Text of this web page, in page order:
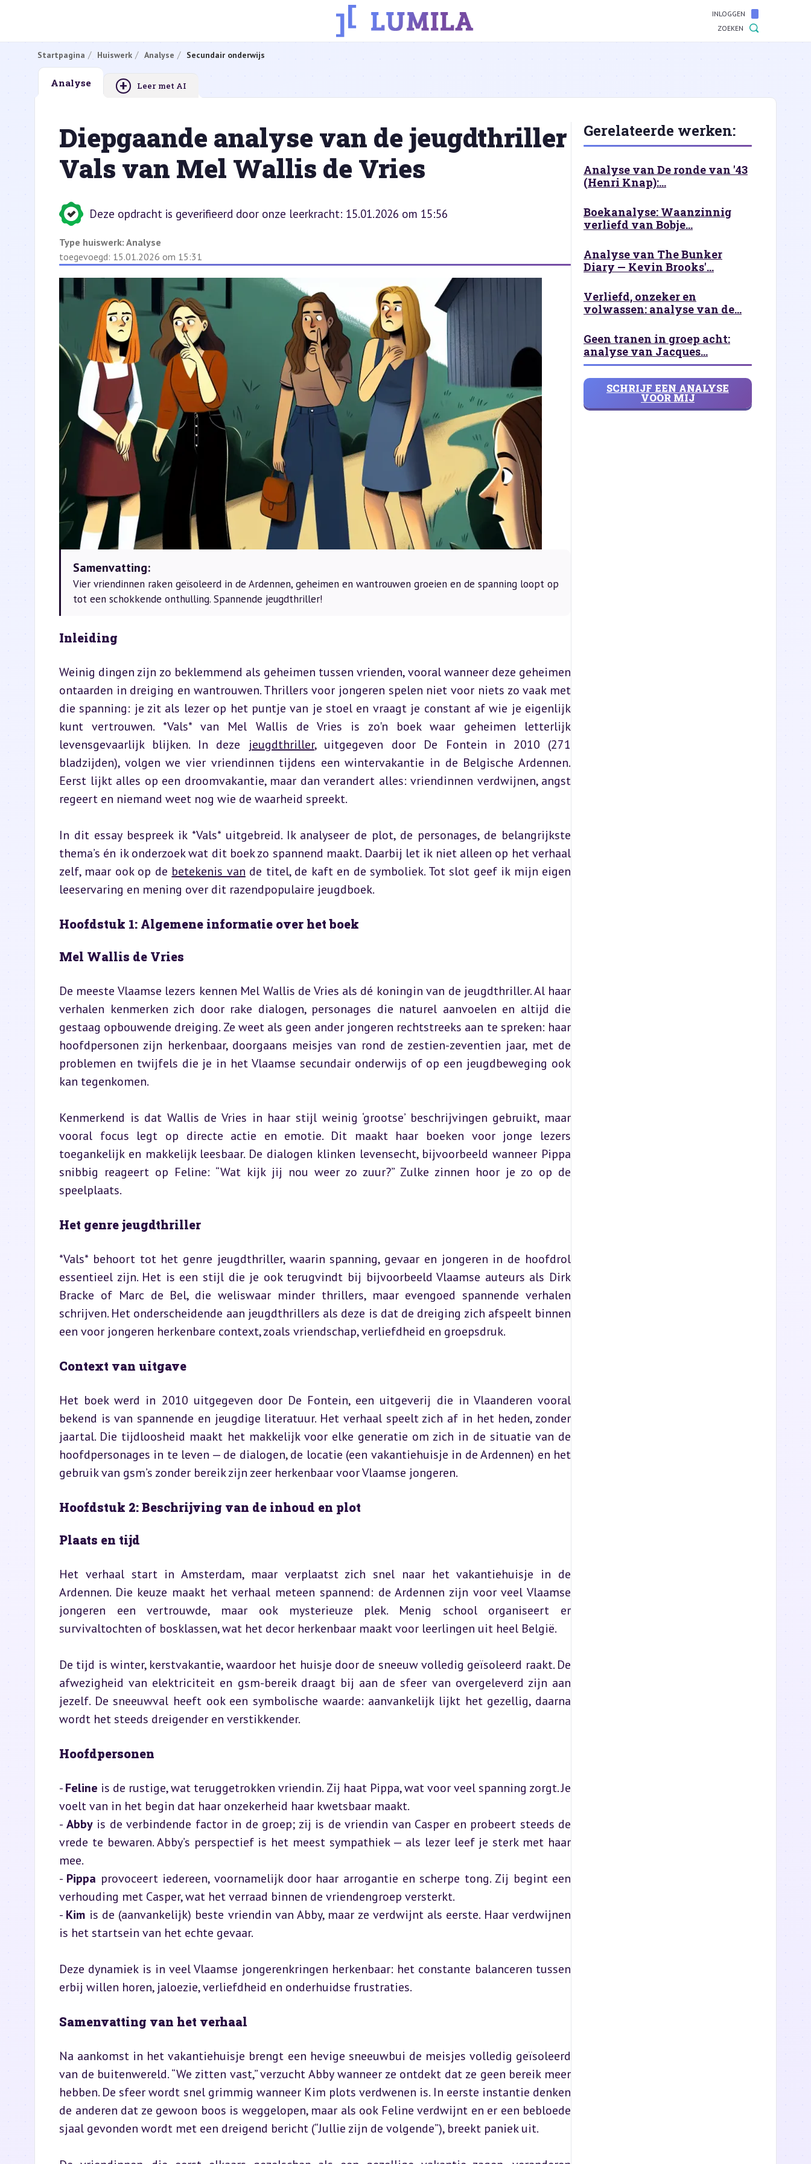
INLOGGEN
ZOEKEN
Startpagina Huiswerk Analyse Secundair onderwijs
Analyse + Leer met AI
Diepgaande analyse van de jeugdthriller
Vals van Mel Wallis de Vries
Deze opdracht is geverifieerd door onze leerkracht: 15.01.2026 om 15:56
Type huiswerk: Analyse
toegevoegd: 15.01.2026 om 15:31
Samenvatting:
Vier vriendinnen raken geïsoleerd in de Ardennen, geheimen en wantrouwen groeien en de spanning loopt op
tot een schokkende onthulling. Spannende jeugdthriller!
Inleiding
Weinig dingen zijn zo beklemmend als geheimen tussen vrienden, vooral wanneer deze geheimen
ontaarden in dreiging en wantrouwen. Thrillers voor jongeren spelen niet voor niets zo vaak met
die spanning: je zit als lezer op het puntje van je stoel en vraagt je constant af wie je eigenlijk
kunt vertrouwen. *Vals* van Mel Wallis de Vries is zo'n boek waar geheimen letterlijk
levensgevaarlijk blijken. In deze jeugdthriller, uitgegeven door De Fontein in 2010 (271
bladzijden), volgen we vier vriendinnen tijdens een wintervakantie in de Belgische Ardennen.
Eerst lijkt alles op een droomvakantie, maar dan verandert alles: vriendinnen verdwijnen, angst
regeert en niemand weet nog wie de waarheid spreekt.
In dit essay bespreek ik *Vals* uitgebreid. Ik analyseer de plot, de personages, de belangrijkste
thema’s én ik onderzoek wat dit boek zo spannend maakt. Daarbij let ik niet alleen op het verhaal
zelf, maar ook op de betekenis van de titel, de kaft en de symboliek. Tot slot geef ik mijn eigen
leeservaring en mening over dit razendpopulaire jeugdboek.
Hoofdstuk 1: Algemene informatie over het boek
Mel Wallis de Vries
De meeste Vlaamse lezers kennen Mel Wallis de Vries als dé koningin van de jeugdthriller. Al haar
verhalen kenmerken zich door rake dialogen, personages die naturel aanvoelen en altijd die
gestaag opbouwende dreiging. Ze weet als geen ander jongeren rechtstreeks aan te spreken: haar
hoofdpersonen zijn herkenbaar, doorgaans meisjes van rond de zestien-zeventien jaar, met de
problemen en twijfels die je in het Vlaamse secundair onderwijs of op een jeugdbeweging ook
kan tegenkomen.
Kenmerkend is dat Wallis de Vries in haar stijl weinig ‘grootse’ beschrijvingen gebruikt, maar
vooral focus legt op directe actie en emotie. Dit maakt haar boeken voor jonge lezers
toegankelijk en makkelijk leesbaar. De dialogen klinken levensecht, bijvoorbeeld wanneer Pippa
snibbig reageert op Feline: “Wat kijk jij nou weer zo zuur?” Zulke zinnen hoor je zo op de
speelplaats.
Het genre jeugdthriller
*Vals* behoort tot het genre jeugdthriller, waarin spanning, gevaar en jongeren in de hoofdrol
essentieel zijn. Het is een stijl die je ook terugvindt bij bijvoorbeeld Vlaamse auteurs als Dirk
Bracke of Marc de Bel, die weliswaar minder thrillers, maar evengoed spannende verhalen
schrijven. Het onderscheidende aan jeugdthrillers als deze is dat de dreiging zich afspeelt binnen
een voor jongeren herkenbare context, zoals vriendschap, verliefdheid en groepsdruk.
Context van uitgave
Het boek werd in 2010 uitgegeven door De Fontein, een uitgeverij die in Vlaanderen vooral
bekend is van spannende en jeugdige literatuur. Het verhaal speelt zich af in het heden, zonder
jaartal. Die tijdloosheid maakt het makkelijk voor elke generatie om zich in de situatie van de
hoofdpersonages in te leven — de dialogen, de locatie (een vakantiehuisje in de Ardennen) en het
gebruik van gsm’s zonder bereik zijn zeer herkenbaar voor Vlaamse jongeren.
Hoofdstuk 2: Beschrijving van de inhoud en plot
Plaats en tijd
Het verhaal start in Amsterdam, maar verplaatst zich snel naar het vakantiehuisje in de
Ardennen. Die keuze maakt het verhaal meteen spannend: de Ardennen zijn voor veel Vlaamse
jongeren een vertrouwde, maar ook mysterieuze plek. Menig school organiseert er
survivaltochten of bosklassen, wat het decor herkenbaar maakt voor leerlingen uit heel België.
De tijd is winter, kerstvakantie, waardoor het huisje door de sneeuw volledig geïsoleerd raakt. De
afwezigheid van elektriciteit en gsm-bereik draagt bij aan de sfeer van overgeleverd zijn aan
jezelf. De sneeuwval heeft ook een symbolische waarde: aanvankelijk lijkt het gezellig, daarna
wordt het steeds dreigender en verstikkender.
Hoofdpersonen
- Feline is de rustige, wat teruggetrokken vriendin. Zij haat Pippa, wat voor veel spanning zorgt. Je
voelt van in het begin dat haar onzekerheid haar kwetsbaar maakt.
- Abby is de verbindende factor in de groep; zij is de vriendin van Casper en probeert steeds de
vrede te bewaren. Abby’s perspectief is het meest sympathiek — als lezer leef je sterk met haar
mee.
- Pippa provoceert iedereen, voornamelijk door haar arrogantie en scherpe tong. Zij begint een
verhouding met Casper, wat het verraad binnen de vriendengroep versterkt.
- Kim is de (aanvankelijk) beste vriendin van Abby, maar ze verdwijnt als eerste. Haar verdwijnen
is het startsein van het echte gevaar.
Deze dynamiek is in veel Vlaamse jongerenkringen herkenbaar: het constante balanceren tussen
erbij willen horen, jaloezie, verliefdheid en onderhuidse frustraties.
Samenvatting van het verhaal
Na aankomst in het vakantiehuisje brengt een hevige sneeuwbui de meisjes volledig geïsoleerd
van de buitenwereld. “We zitten vast,” verzucht Abby wanneer ze ontdekt dat ze geen bereik meer
hebben. De sfeer wordt snel grimmig wanneer Kim plots verdwenen is. In eerste instantie denken
de anderen dat ze gewoon boos is weggelopen, maar als ook Feline verdwijnt en er een bebloede
sjaal gevonden wordt met een dreigend bericht (“Jullie zijn de volgende”), breekt paniek uit.
Gerelateerde werken:
Analyse van De ronde van '43
(Henri Knap):...
Boekanalyse: Waanzinnig
verliefd van Bobje...
Analyse van The Bunker
Diary — Kevin Brooks'...
Verliefd, onzeker en
volwassen: analyse van de...
Geen tranen in groep acht:
analyse van Jacques...
SCHRIJF EEN ANALYSE
VOOR MIJ